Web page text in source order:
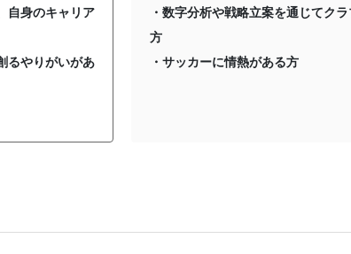
自身のキャリア
るやりがいがあ
・数字分析や戦略立案を通じてク
方
・サッカーに情熱がある方